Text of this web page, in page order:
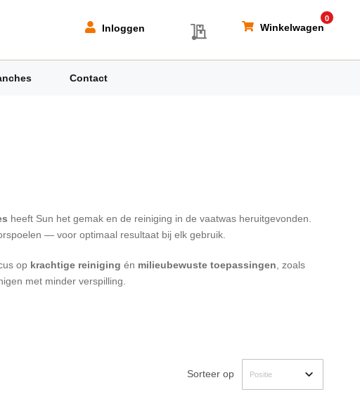
Winkelwagen
0
My Quote
Inloggen
Contact
heeft Sun het gemak en de reiniging in de vaatwas heruitgevonden.
— voor optimaal resultaat bij elk gebruik.
op krachtige reiniging én milieubewuste toepassingen , zoals
met minder verspilling.
Sorteer op